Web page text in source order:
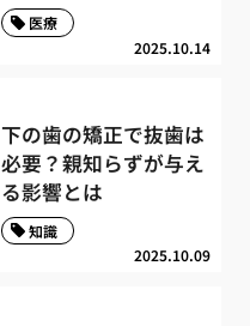
2025.10.14
医療
下の歯の矯正で抜歯は
必要？親知らずが与え
る影響とは
2025.10.09
知識